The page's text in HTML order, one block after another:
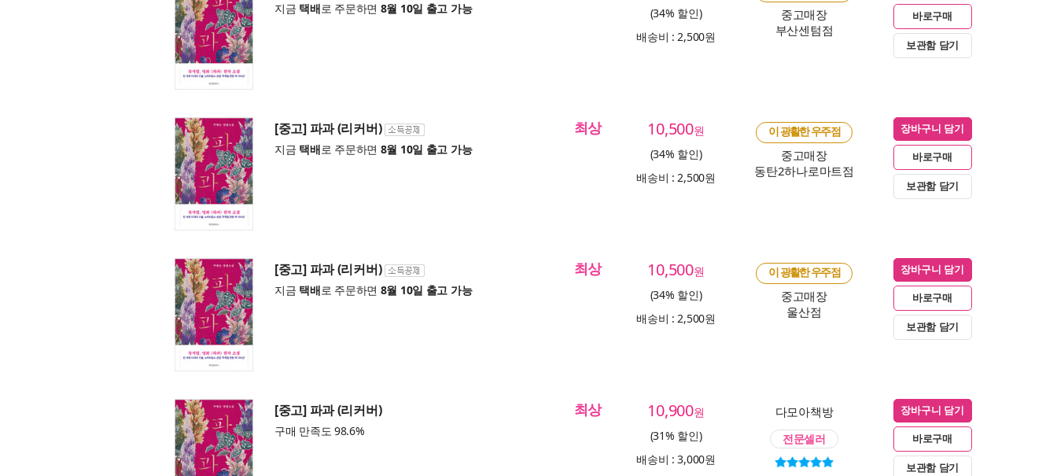
지금 택배로 주문하면 8월 10일 출고 가능
(34% 할인)
배송비 : 2,500원
중고매장
부산센텀점
바로구매
보관함 담기
[중고] 파과 (리커버)
지금 택배로 주문하면 8월 10일 출고 가능
최상 10,500원
(34% 할인)
배송비 : 2,500원
이 광활한 우주점
중고매장
동탄2하나로마트점
장바구니 담기
바로구매
보관함 담기
[중고] 파과 (리커버)
지금 택배로 주문하면 8월 10일 출고 가능
최상 10,500원
(34% 할인)
배송비 : 2,500원
이 광활한 우주점
중고매장
울산점
장바구니 담기
바로구매
보관함 담기
[중고] 파과 (리커버)
구매 만족도 98.6%
최상 10,900원
(31% 할인)
배송비 : 3,000원
다모아책방
전문셀러
장바구니 담기
바로구매
보관함 담기